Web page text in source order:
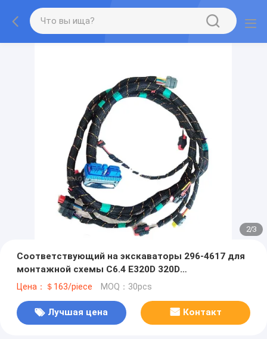
2/3
Соответствующий на экскаваторы 296-4617 для
монтажной схемы C6.4 E320D 320D
промышленной
Цена：＄163/piece MOQ：30pcs
Лучшая цена Контакт